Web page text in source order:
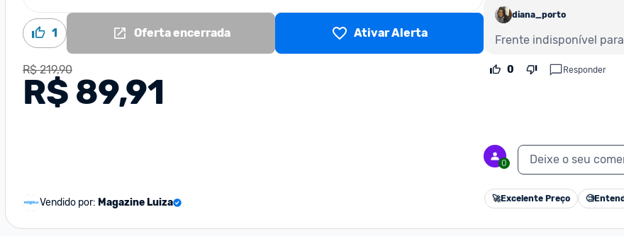
1 Oferta encerrada Ativar Alerta
R$ 219,90
R$ 89,91
Vendido por: Magazine Luiza
diana_porto
Frente indisponível
0 Responder
0 Deixe o seu
🚀Excelente Preço 🧐